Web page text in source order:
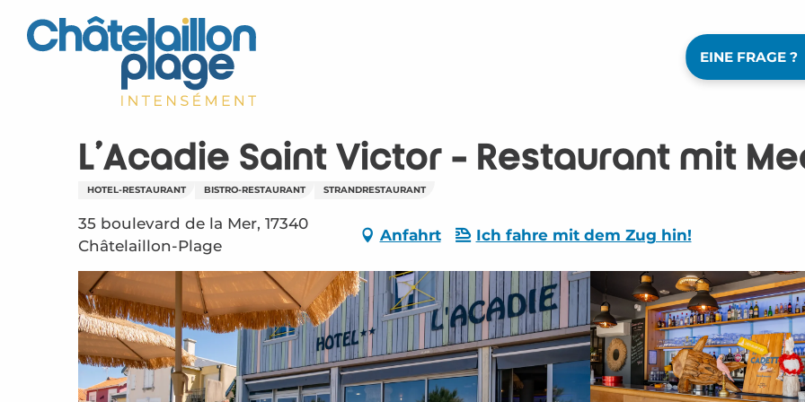
contenu
EINE FRAGE ?
L'Acadie Saint Victor - Restaurant mit
HOTEL-RESTAURANT BISTRO-RESTAURANT STRANDRESTAURANT
35 boulevard de la Mer, 17340
Châtelaillon-Plage
Anfahrt Ich fahre mit dem Zug hin!